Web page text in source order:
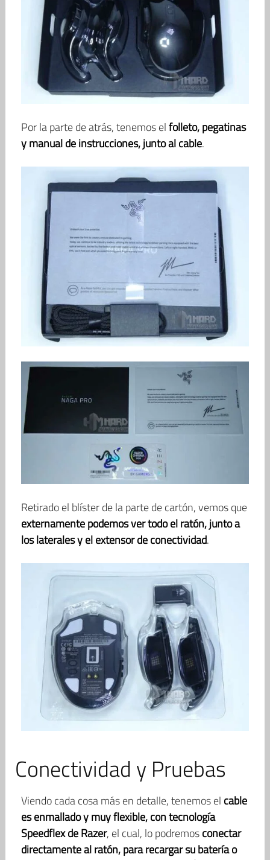
Por la parte de atrás, tenemos elfolleto, pegatinas
y manual de instrucciones, junto al cable.
Retirado el blíster de la parte de cartón, vemos que
externamente podemos ver todo el ratón, junto a
los laterales y el extensor de conectividad.
Conectividad y Pruebas
Viendo cada cosa más en detalle, tenemos el cable
es enmallado y muy flexible, con tecnología
Speedflex de Razer, el cual, lo podremosconectar
directamente al ratón, para recargar su batería o